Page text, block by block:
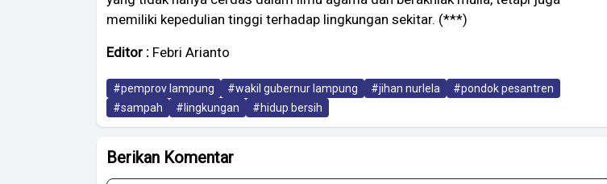
memiliki kepedulian tinggi terhadap lingkungan sekitar. (***)
Editor : Febri Arianto
#pemprov lampung #wakil gubernur lampung #jihan nurlela
#pondok pesantren
#sampah
#lingkungan #hidup bersih
Berikan Komentar